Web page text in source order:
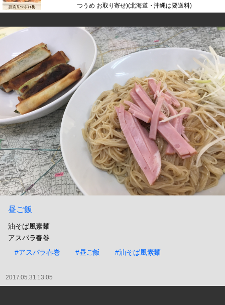
つうめ お取り寄せ)(北海道・沖縄は要送料)
昼ご飯
油そば風素麺
アスパラ春巻
#アスパラ春巻
#昼ご飯 #油そば風素麺
2017.05.31 13:05